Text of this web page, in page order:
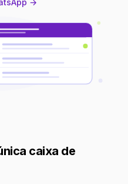
→
caixa de